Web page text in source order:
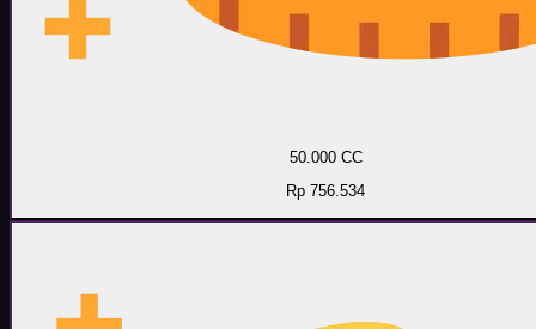
50.000 CC
Rp 756.534